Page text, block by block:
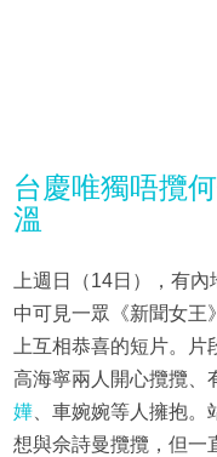
台慶唯獨唔攬
溫
上週日（14日），有
中可見一眾《新聞女王
上互相恭喜的短片。
高海寧兩人開心攬攬、
嬅、車婉婉等人擁抱。
想與佘詩曼攬攬，但一